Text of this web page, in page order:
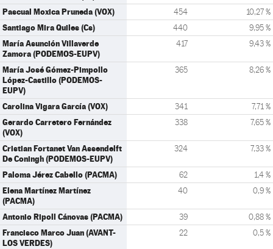
Pascual Moxica Pruneda (VOX) 454 10,27 %
Santiago Mira Quiles (Cs) 440 9,95 %
María Asunción Villaverde
Zamora (PODEMOS-EUPV)
417 9,43 %
María José Gómez-Pimpollo
López-Castillo (PODEMOS-
EUPV)
365 8,26 %
Carolina Vigara García (VOX) 341 7,71 %
Gerardo Carretero Fernández
(VOX)
338 7,65 %
Cristian Fortanet Van Assendelft
De Coningh (PODEMOS-EUPV)
324 7,33 %
Paloma Jérez Cabello (PACMA) 62 1,4 %
Elena Martínez Martínez
(PACMA)
40 0,9 %
Antonio Ripoll Cánovas (PACMA) 39 0,88 %
Francisco Marco Juan (AVANT-
LOS VERDES)
22 0,5 %